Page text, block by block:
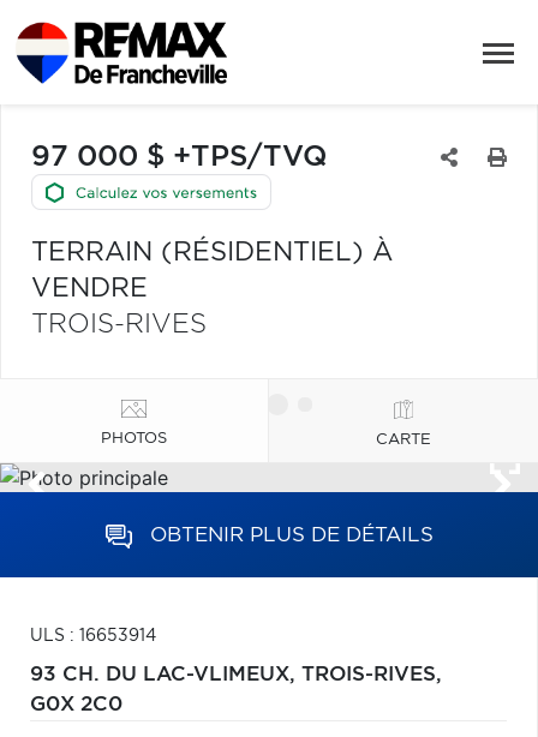
97 000 $ +TPS/TVQ
TERRAIN (RÉSIDENTIEL) À
VENDRE
TROIS-RIVES
PHOTOS CARTE
OBTENIR PLUS DE DÉTAILS
ULS : 16653914
93 CH. DU LAC-VLIMEUX, TROIS-RIVES,
G0X 2C0